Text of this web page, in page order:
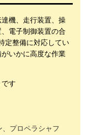
機、走行装置、操
電子制御装置の合
定整備に対応してい
いかに高度な作業
す
プロペラシャフ